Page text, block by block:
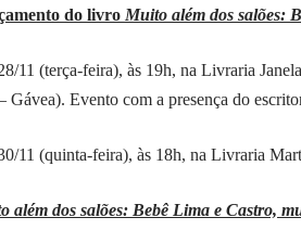
do livro Muito além dos salões:
11 (terça-feira), às 19h, na Livraria
Gávea). Evento com a presença do
11 (quinta-feira), às 18h, na Livraria
além dos salões: Bebê Lima e Castro,